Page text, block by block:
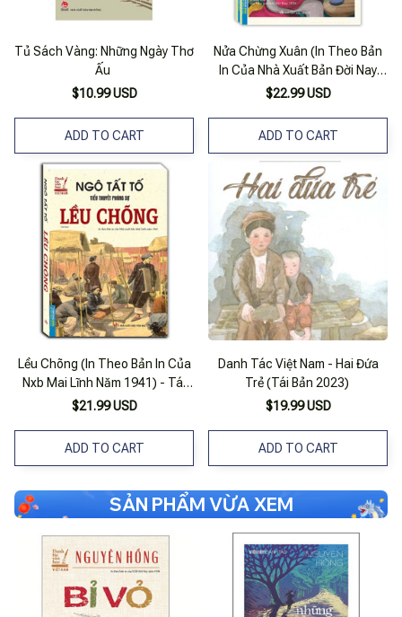
Tủ Sách Vàng: Những Ngày Thơ
Ấu
$10.99 USD
ADD TO CART
Nửa Chừng Xuân (In Theo Bản
In Của Nhà Xuất Bản Đời Nay
1936)
$22.99 USD
ADD TO CART
Lều Chõng (In Theo Bản In Của
Nxb Mai Lĩnh Năm 1941) - Tái
Bản
$21.99 USD
ADD TO CART
Danh Tác Việt Nam - Hai Đứa
Trẻ (Tái Bản 2023)
$19.99 USD
ADD TO CART
SẢN PHẨM VỪA XEM